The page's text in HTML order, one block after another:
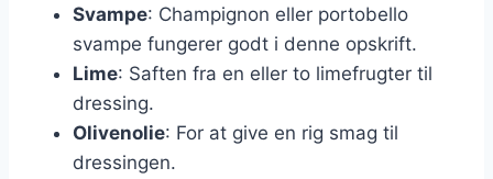
Svampe: Champignon eller portobello
svampe fungerer godt i denne opskrift.
Lime: Saften fra en eller to limefrugter til
dressing.
Olivenolie: For at give en rig smag til
dressingen.